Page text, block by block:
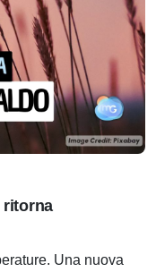
ritorna
Una nuova